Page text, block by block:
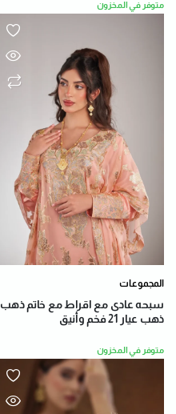
متوفر في المخزون
المجموعات
سبحه عادى مع اقراط مع خاتم ذهب
ذهب عيار 21 فخم وأنيق
متوفر في المخزون